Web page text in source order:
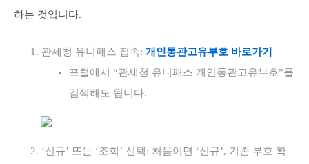
하는 것입니다.
관세청 유니패스 접속: 개인통관고유부호 바로가기
포털에서 “관세청 유니패스 개인통관고유부호”를
검색해도 됩니다.
‘신규’ 또는 ‘조회’ 선택: 처음이면 ‘신규’, 기존 부호 확